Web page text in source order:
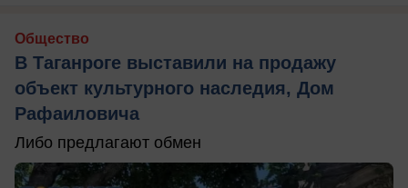
Общество
В Таганроге выставили на продажу
объект культурного наследия, Дом
Рафаиловича
Либо предлагают обмен